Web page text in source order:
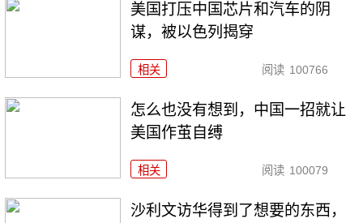
美国打压中国芯片和汽车的阴
谋，被以色列揭穿
相关 阅读 100766
怎么也没有想到，中国一招就让
美国作茧自缚
相关 阅读 100079
沙利文访华得到了想要的东西，